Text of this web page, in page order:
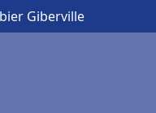
Giberville